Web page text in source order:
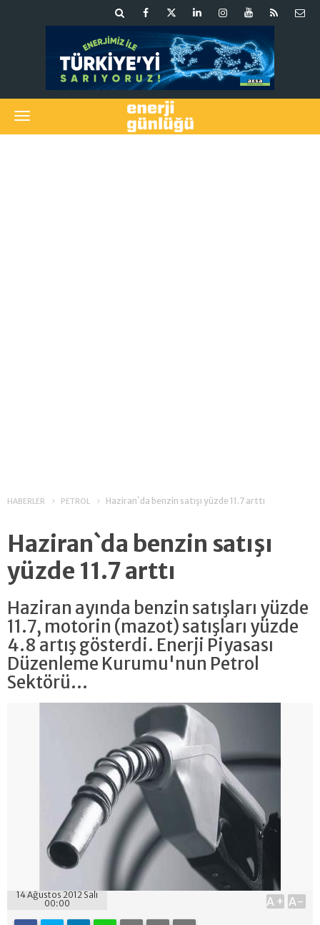
HABERLER PETROL Haziran`da benzin satışı yüzde 11.7 arttı
Haziran`da benzin satışı
yüzde 11.7 arttı
Haziran ayında benzin satışları yüzde
11.7, motorin (mazot) satışları yüzde
4.8 artış gösterdi. Enerji Piyasası
Düzenleme Kurumu'nun Petrol
Sektörü...
14 Ağustos 2012 Salı
00:00
A+ A-